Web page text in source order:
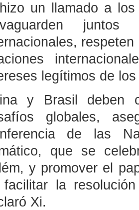
un llamado a
legítimos de
y Brasil deben
globales,
de las
que se
y promover el
facilitar la
Xi.